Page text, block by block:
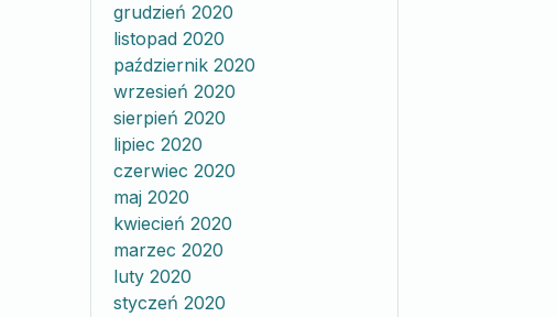
grudzień 2020
listopad 2020
październik 2020
wrzesień 2020
sierpień 2020
lipiec 2020
czerwiec 2020
maj 2020
kwiecień 2020
marzec 2020
luty 2020
styczeń 2020